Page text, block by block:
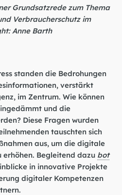
Grundsatzrede zum Thema
Verbraucherschutz im
Anne Barth
standen die Bedrohungen
verstärkt
im Zentrum. Wie können
und die
Diese Fragen wurden
tauschten sich
aus, um die digitale
Begleitend dazu bot
in innovative Projekte
digitaler Kompetenzen